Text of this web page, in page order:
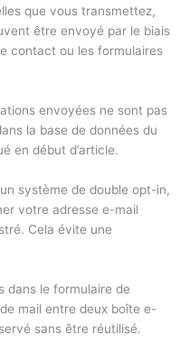
que vous transmettez,
être envoyé par le biais
contact ou les formulaires
envoyées ne sont pas
la base de données du
en début d’article.
système de double opt-in,
votre adresse e-mail
Cela évite une
dans le formulaire de
mail entre deux boîte e-
sans être réutilisé.